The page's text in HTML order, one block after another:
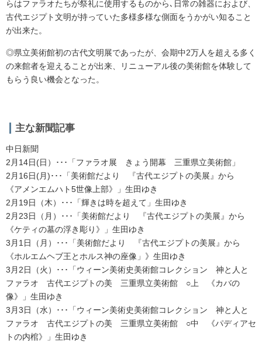
らはファラオたちが祭礼に使用するものから､日常の雑器におよび、
古代エジプト文明が持っていた多様多様な側面をうかがい知ること
が出来た。
◎県立美術館初の古代文明展であったが、会期中2万人を超える多く
の来館者を迎えることが出来、リニューアル後の美術館を体験して
もらう良い機会となった。
主な新聞記事
中日新聞
2月14日(日）･･･「ファラオ展 きょう開幕 三重県立美術館」
2月16日(月)･･･「美術館だより 『古代エジプトの美展』から
《アメンエムハト5世像上部》」生田ゆき
2月19日（木）･･･「輝きは時を超えて」生田ゆき
2月23日（月）･･･「美術館だより 『古代エジプトの美展』から
《ケティの墓の浮き彫り》」生田ゆき
3月1日（月）･･･「美術館だより 『古代エジプトの美展』から
《ホルエムヘブ王とホルス神の座像」》生田ゆき
3月2日（火）･･･「ウィーン美術史美術館コレクション 神と人と
ファラオ 古代エジプトの美 三重県立美術館 ○上 《カバの
像》」生田ゆき
3月3日（水）･･･「ウィーン美術史美術館コレクション 神と人と
ファラオ 古代エジプトの美 三重県立美術館 ○中 《パディアセ
トの内棺》」生田ゆき